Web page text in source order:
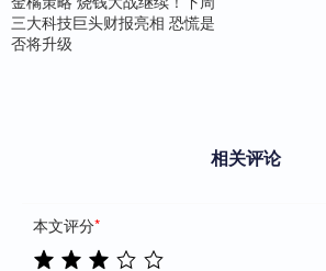
三大科技巨头财报亮相 恐慌是
否将升级
相关评论
本文评分*